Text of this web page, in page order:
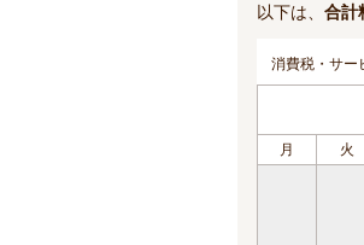
以下は、 合計
消費税・サー
月 火